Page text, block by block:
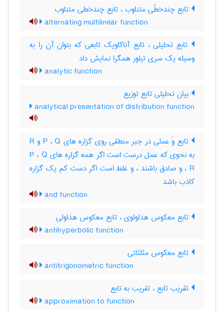
تابع چندخطّی متناوب ، تابع چندخطی متناوب
alternating multilinear function
تابع تحلیلی ، تابع آناکاویک تابعی که بتوان آن را به
وسیله یک سری تیلور همگرا نمایش داد
analytic function
بیان تحلیلی تابع توزیع
analytical presentation of distribution function
تابع وَ عملی در جبر منطقی روی گزاره های P ، Q و R
به نحوی که عمل درست است اگر همه گزاره های P ، Q
، R و صادق باشند ، و غلط است اگر دست کم یک گزاره
کاذب باشد
and function
تابع معکوس هذلولوی ، تابع معکوس هذلولی
antihyperbolic function
تابع معکوس مثلثاتی
antitrigonometric function
تقریب تابع ، تقریب به تابع
approximation to function